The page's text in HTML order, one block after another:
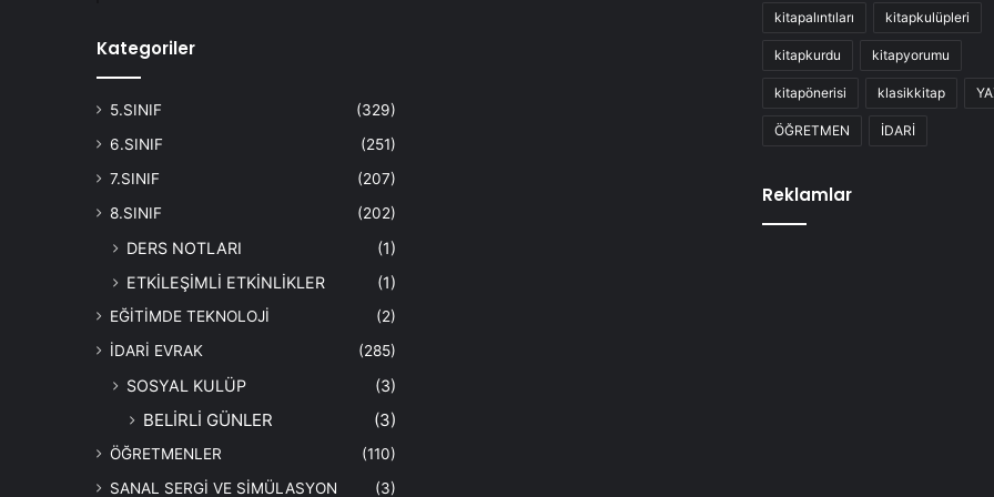
Kategoriler
5.SINIF
(329)
6.SINIF
(251)
7.SINIF
(207)
8.SINIF
(202)
DERS NOTLARI
(1)
ETKİLEŞİMLİ ETKİNLİKLER
(1)
EĞİTİMDE TEKNOLOJİ
(2)
İDARİ EVRAK
(285)
SOSYAL KULÜP (3)
BELİRLİ GÜNLER (3)
ÖĞRETMENLER
(110)
SANAL SERGİ VE SİMÜLASYON
(3)
kitapalıntıları kitapkulüpleri
kitapkurdu kitapyorumu
kitapönerisi klasikkitap
ÖĞRETMEN İDARİ
Reklamlar